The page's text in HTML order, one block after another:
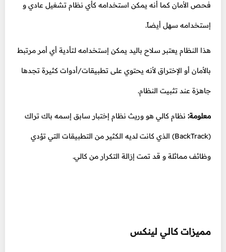
فحص الأمان كما أنه يمكن استخدامه كأي نظام تشغيل عادي و
إستخدامه سهل أيضاً.
هذا النظام يعتبر سلاح باليد يمكن إستخدامه لتأدية أي أمر مرتبط
بالأمان أو الإختراق لأنه يحتوي على تطبيقات/أدوات كثيرة تجدها
جاهزة عند تثبيت النظام.
معلومة: نظام كالي هو وريث نظام إختبار سابق إسمه باك تراك
(BackTrack) الذي كانت لديه الكثير من التطبيقات التي تؤدي
وظائف مماثلة و قد تمت إزالة التكرار من كالي.
مميزات كالي لينكس